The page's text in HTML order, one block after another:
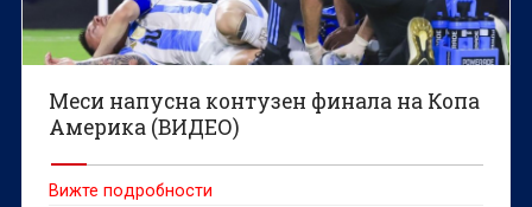
Меси напусна контузен финала на Копа
Америка (ВИДЕО)
Вижте подробности